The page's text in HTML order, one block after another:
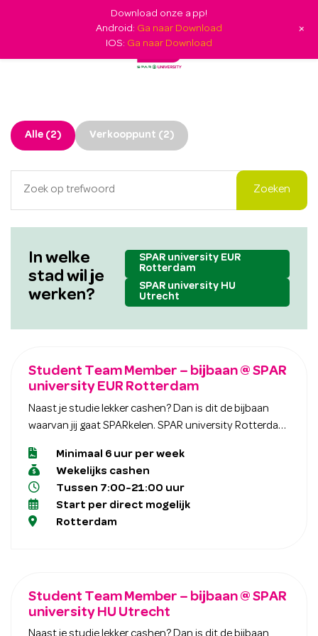
Alle (2) Verkooppunt (2)
In welke
stad wil je
werken?
SPAR university EUR
Rotterdam
SPAR university HU
Utrecht
Student Team Member – bijbaan @ SPAR
university EUR Rotterdam
Naast je studie lekker cashen? Dan is dit de bijbaan
waarvan jij gaat SPARkelen. SPAR university Rotterdam
Member het team komt versterken! Als BETROKKEN
Team Member ga je bij ons verkooppunt EUR
Rotterdam aan de slag. Door ons super vette
horecaplein zijn wij een gave mix tussen horeca en
retail. Wij hebben LEF en willen samen met jou de
super gave job met veel afwisselende taken. Het ene
moment werk je op het horecaplein, het andere
moment sta je bij de (self) check-out of je helpt onze
Minimaal 6 uur per week
Wekelijks cashen
Tussen 7:00-21:00 uur
Start per direct mogelijk
Rotterdam
Student Team Member – bijbaan @ SPAR
university HU Utrecht
Download onze app!
Android: Ga naar Download
IOS: Ga naar Download
+